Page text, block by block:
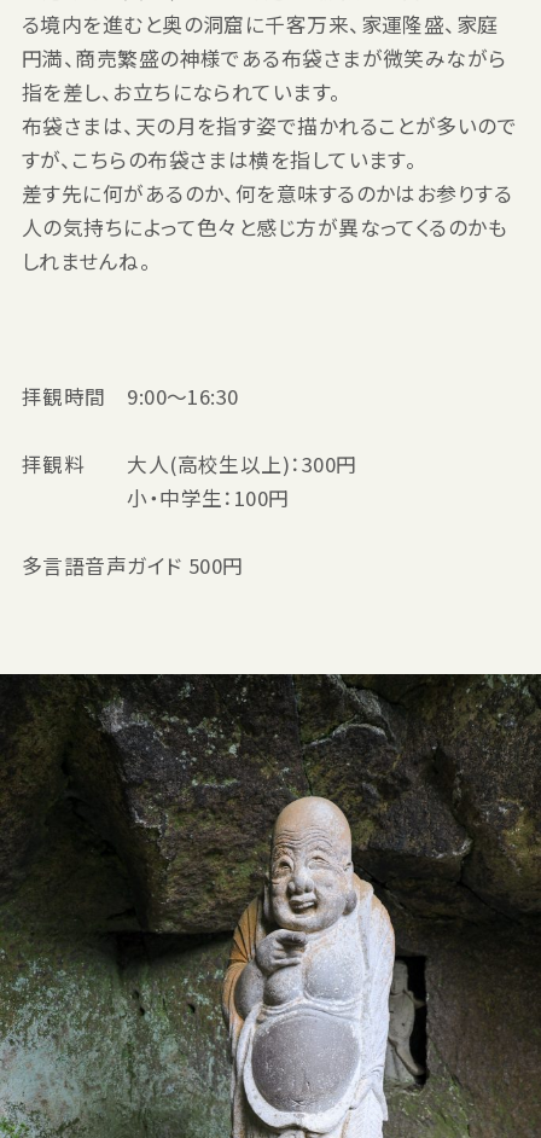
る境内を進むと奥の洞窟に千客万来、家運隆盛、家庭
円満、商売繁盛の神様である布袋さまが微笑みながら
指を差し、お立ちになられています。
布袋さまは、天の月を指す姿で描かれることが多いので
すが、こちらの布袋さまは横を指しています。
差す先に何があるのか、何を意味するのかはお参りする
人の気持ちによって色々と感じ方が異なってくるのかも
しれませんね。
拝観時間 9:00〜16:30
拝観料 大人(高校生以上)：300円
小・中学生：100円
多言語音声ガイド 500円